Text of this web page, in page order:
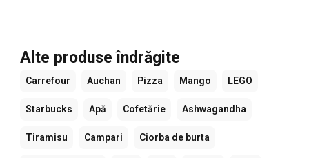
Alte produse îndrăgite
Carrefour Auchan Pizza Mango LEGO
Starbucks Apă Cofetărie Ashwagandha
Tiramisu Campari Ciorba de burta